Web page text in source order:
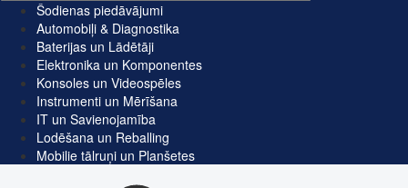
Šodienas piedāvājumi
Automobiļi & Diagnostika
Baterijas un Lādētāji
Elektronika un Komponentes
Konsoles un Videospēles
Instrumenti un Mērīšana
IT un Savienojamība
Lodēšana un Reballing
Mobilie tālruņi un Planšetes